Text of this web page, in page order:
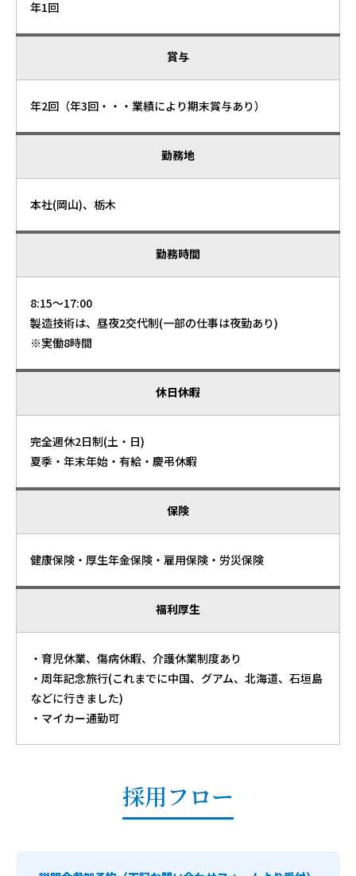
年1回
賞与
年2回（年3回・・・業績により期末賞与あり）
勤務地
本社(岡山)、栃木
勤務時間
8:15～17:00
製造技術は、昼夜2交代制(一部の仕事は夜勤あり)
※実働8時間
休日休暇
完全週休2日制(土・日)
夏季・年末年始・有給・慶弔休暇
保険
健康保険・厚生年金保険・雇用保険・労災保険
福利厚生
・育児休業、傷病休暇、介護休業制度あり
・周年記念旅行(これまでに中国、グアム、北海道、石垣島
などに行きました)
・マイカー通勤可
採用フロー